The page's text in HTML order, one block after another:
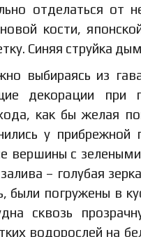
отделаться от
кости,
Синяя струйка
выбираясь из
декорации
как бы желая
у
вершины с
– голубая
были погружены в
сквозь
водорослей на